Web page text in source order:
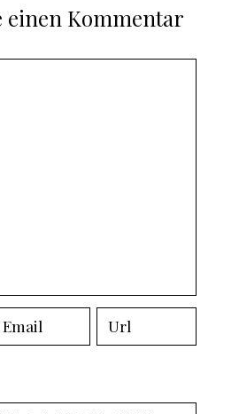
einen Kommentar